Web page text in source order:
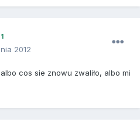
1
2012
cos sie znowu zwaliło, albo mi